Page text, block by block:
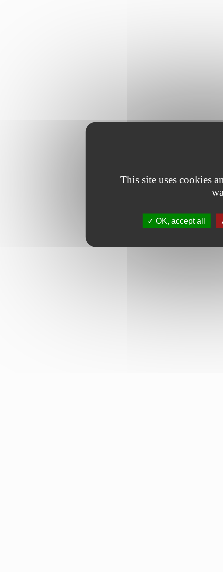
This site uses cookies
OK, accept all